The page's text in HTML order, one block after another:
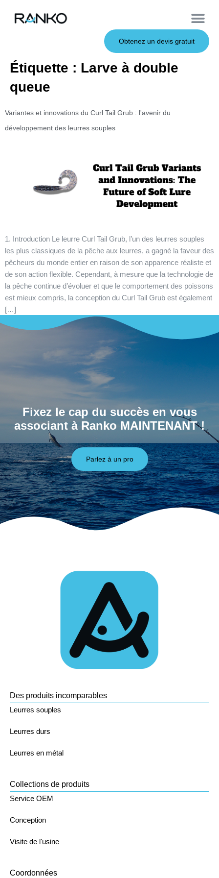
Obtenez un devis gratuit
Étiquette : Larve à double
queue
Variantes et innovations du Curl Tail Grub : l'avenir du
développement des leurres souples
1. Introduction Le leurre Curl Tail Grub, l’un des leurres souples
les plus classiques de la pêche aux leurres, a gagné la faveur des
pêcheurs du monde entier en raison de son apparence réaliste et
de son action flexible. Cependant, à mesure que la technologie de
la pêche continue d’évoluer et que le comportement des poissons
est mieux compris, la conception du Curl Tail Grub est également
[…]
Fixez le cap du succès en vous
associant à Ranko MAINTENANT !
Parlez à un pro
Des produits incomparables
Leurres souples
Leurres durs
Leurres en métal
Collections de produits
Service OEM
Conception
Visite de l'usine
Coordonnées